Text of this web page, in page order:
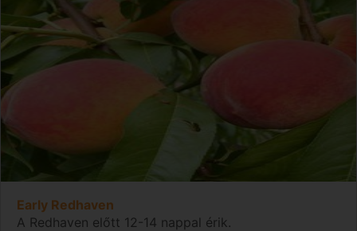
Early Redhaven
A Redhaven előtt 12-14 nappal érik.